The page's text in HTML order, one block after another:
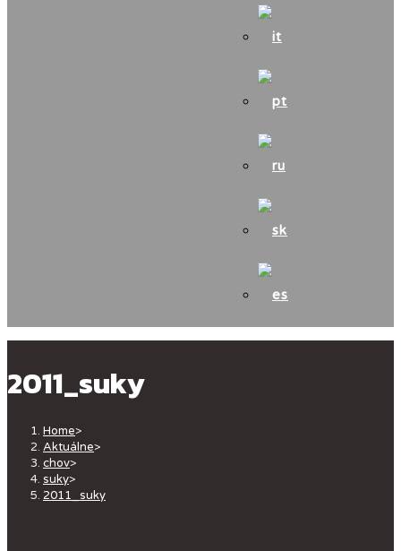
2011_suky
Home>
Aktuálne>
chov>
suky>
2011_suky